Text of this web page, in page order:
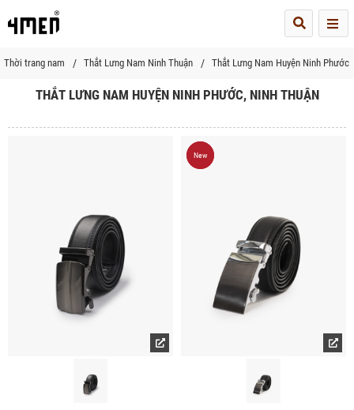
Thời trang nam Thắt Lưng Nam Ninh Thuận Thắt Lưng Nam Huyện Ninh Phước
THẮT LƯNG NAM HUYỆN NINH PHƯỚC, NINH THUẬN
New
New